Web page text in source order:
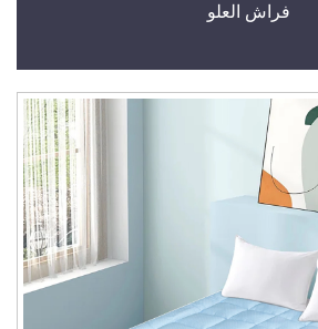
فراش العلو